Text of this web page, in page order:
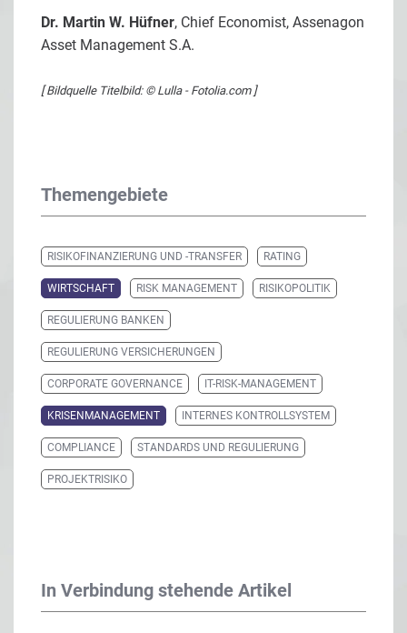
Dr. Martin W. Hüfner, Chief Economist, Assenagon
Asset Management S.A.
[ Bildquelle Titelbild: © Lulla - Fotolia.com ]
Themengebiete
RISIKOFINANZIERUNG UND -TRANSFER RATING
WIRTSCHAFT RISK MANAGEMENT RISIKOPOLITIK
REGULIERUNG BANKEN
REGULIERUNG VERSICHERUNGEN
CORPORATE GOVERNANCE IT-RISK-MANAGEMENT
KRISENMANAGEMENT INTERNES KONTROLLSYSTEM
COMPLIANCE STANDARDS UND REGULIERUNG
PROJEKTRISIKO
In Verbindung stehende Artikel